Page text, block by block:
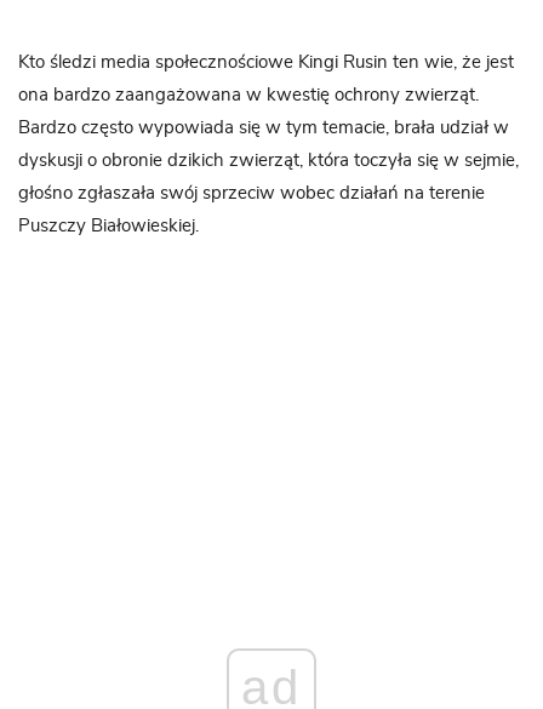
Kto śledzi media społecznościowe Kingi Rusin ten wie, że jest
ona bardzo zaangażowana w kwestię ochrony zwierząt.
Bardzo często wypowiada się w tym temacie, brała udział w
dyskusji o obronie dzikich zwierząt, która toczyła się w sejmie,
głośno zgłaszała swój sprzeciw wobec działań na terenie
Puszczy Białowieskiej.
ad